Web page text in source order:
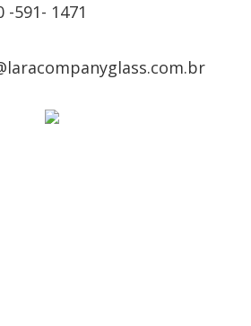
-591- 1471